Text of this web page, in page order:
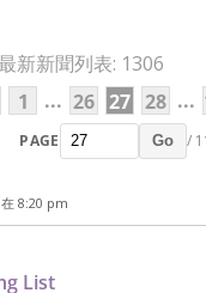
新新聞列表: 1306
1 ... 26 27 28 ...
PAGE Go /
8:20 pm
List